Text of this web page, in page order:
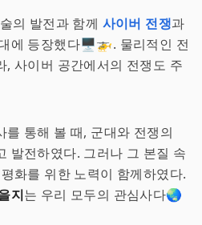
의 발전과 함께 사이버 전쟁과
에 등장했다🖥️🚁. 물리적인 전
, 사이버 공간에서의 전쟁도 주
를 통해 볼 때, 군대와 전쟁의
발전하였다. 그러나 그 본질 속
화를 위한 노력이 함께하였다.
지는 우리 모두의 관심사다🌏